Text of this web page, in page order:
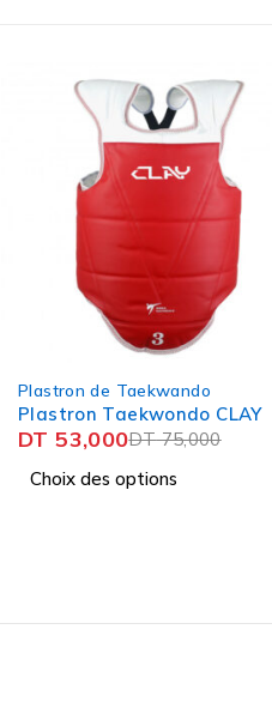
HOT
Plastron de Taekwando
Plastron Taekwondo CLAY
DT75,000
DT 53,000
Choix des options